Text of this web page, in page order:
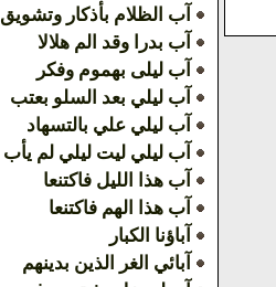
آب الظلام بأذكار وتشويق
آب بدرا وقد الم هلالا
آب ليلى بهموم وفكر
آب ليلي بعد السلو بعتب
آب ليلي علي بالتسهاد
آب ليلي ليت ليلي لم يأب
آب هذا الليل فاكتنعا
آب هذا الهم فاكتنعا
آباؤنا الكبار
آبائي الغر الذين بدينهم